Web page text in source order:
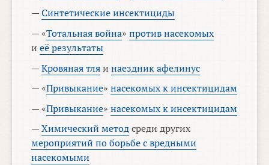
—Синтетические инсектициды
— «Тотальная война»против насекомых
иеё результаты
—Кровяная тляинаездник афелинус
— «Привыкание»насекомых к инсектицидам
— «Привыкание»насекомых к инсектицидам
—Химический методсреди других
мероприятий по борьбе с вредными
насекомыми